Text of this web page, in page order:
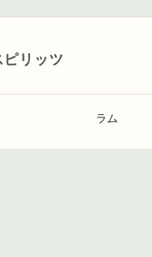
ピリッツ
ラム